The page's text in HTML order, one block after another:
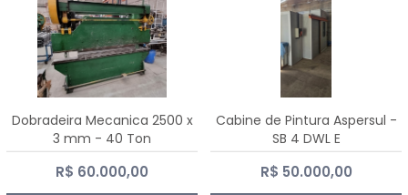
Dobradeira Mecanica 2500 x
3 mm - 40 Ton
R$ 60.000,00
Cabine de Pintura Aspersul -
SB 4 DWL E
R$ 50.000,00